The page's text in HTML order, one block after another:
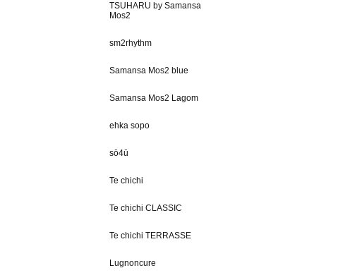
TSUHARU by Samansa
Mos2
sm2rhythm
Samansa Mos2 blue
Samansa Mos2 Lagom
ehka sopo
sō4ū
Te chichi
Te chichi CLASSIC
Te chichi TERRASSE
Lugnoncure